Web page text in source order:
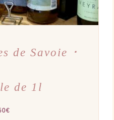
de Savoie ･
de 1l
€